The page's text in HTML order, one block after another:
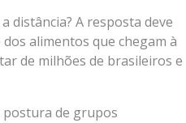
distância? A resposta deve
alimentos que chegam à
de milhões de brasileiros e
postura de grupos